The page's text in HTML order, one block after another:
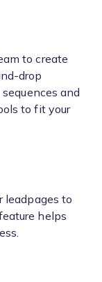
to create
drop
and
to fit your
leadpages to
helps